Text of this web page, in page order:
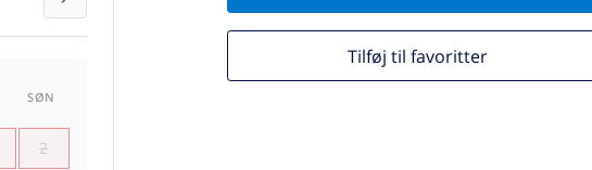
Tilføj til favoritter
SØN
2